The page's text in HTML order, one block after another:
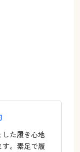
た履き心地
す。素足で履